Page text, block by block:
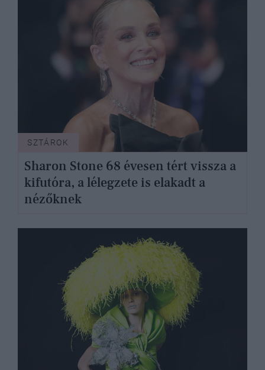
SZTÁROK
Sharon Stone 68 évesen tért vissza a
kifutóra, a lélegzete is elakadt a
nézőknek